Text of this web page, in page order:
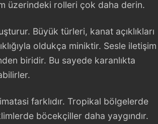
üzerindeki rolleri çok daha derin.
Büyük türleri, kanat açıklıkları
oldukça miniktir. Sesle iletişim
biridir. Bu sayede karanlıkta
farklıdır. Tropikal bölgelerde
böcekçiller daha yaygındır.